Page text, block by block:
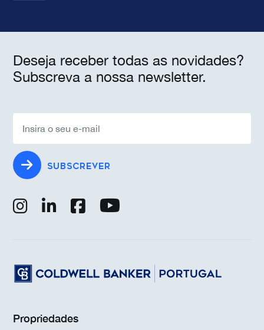
Deseja receber todas as novidades?
Subscreva a nossa newsletter.
SUBSCREVER
Propriedades